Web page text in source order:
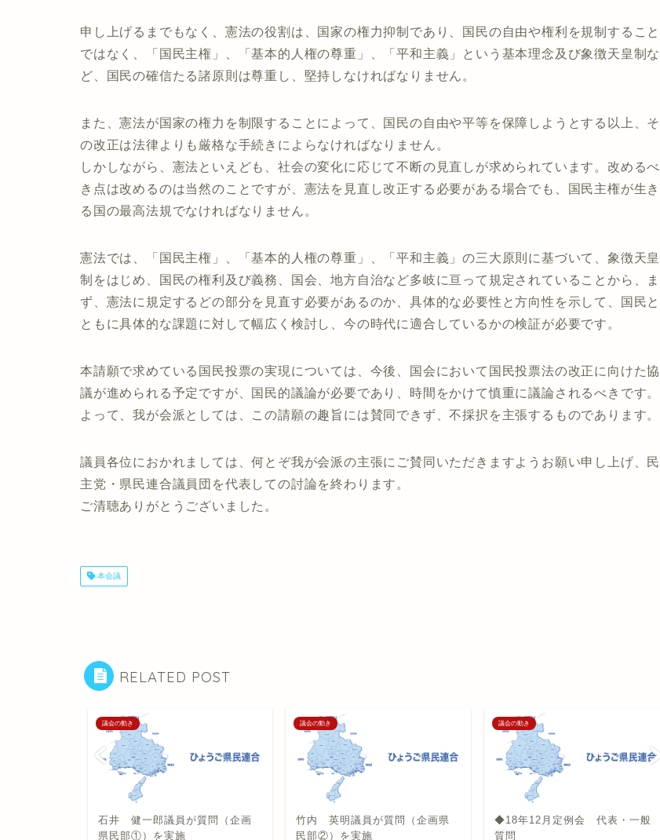
申し上げるまでもなく、憲法の役割は、国家の権力抑制であり、国民の自由や権利を規制すること
ではなく、「国民主権」、「基本的人権の尊重」、「平和主義」という基本理念及び象徴天皇制な
ど、国民の確信たる諸原則は尊重し、堅持しなければなりません。
また、憲法が国家の権力を制限することによって、国民の自由や平等を保障しようとする以上、そ
の改正は法律よりも厳格な手続きによらなければなりません。
しかしながら、憲法といえども、社会の変化に応じて不断の見直しが求められています。改めるべ
き点は改めるのは当然のことですが、憲法を見直し改正する必要がある場合でも、国民主権が生き
る国の最高法規でなければなりません。
憲法では、「国民主権」、「基本的人権の尊重」、「平和主義」の三大原則に基づいて、象徴天皇
制をはじめ、国民の権利及び義務、国会、地方自治など多岐に亘って規定されていることから、ま
ず、憲法に規定するどの部分を見直す必要があるのか、具体的な必要性と方向性を示して、国民と
ともに具体的な課題に対して幅広く検討し、今の時代に適合しているかの検証が必要です。
本請願で求めている国民投票の実現については、今後、国会において国民投票法の改正に向けた協
議が進められる予定ですが、国民的議論が必要であり、時間をかけて慎重に議論されるべきです。
よって、我が会派としては、この請願の趣旨には賛同できず、不採択を主張するものであります。
議員各位におかれましては、何とぞ我が会派の主張にご賛同いただきますようお願い申し上げ、民
主党・県民連合議員団を代表しての討論を終わります。
ご清聴ありがとうございました。
本会議
RELATED POST
議会の動き
石井 健一郎議員が質問（企画
県民部①）を実施
議会の動き
竹内 英明議員が質問（企画県
民部②）を実施
議会の動き
◆18年12月定例会 代表・一般
質問